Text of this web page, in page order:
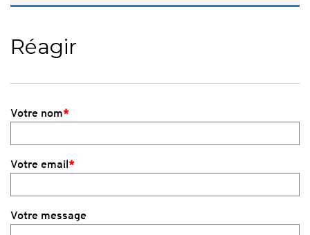
Réagir
Votre nom*
Votre email*
Votre message